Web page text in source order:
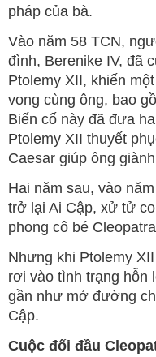
pháp của bà.
Vào năm 58 TCN,
đình, Berenike IV, đã
Ptolemy XII, khiến
vong cùng ông, bao
Biến cố này đã đưa
Ptolemy XII thuyết
Caesar giúp ông
Hai năm sau, vào
trở lại Ai Cập, xử tử
phong cô bé
Nhưng khi Ptolemy
rơi vào tình trạng hỗn
gần như mở đường
Cập.
Cuộc đối đầu